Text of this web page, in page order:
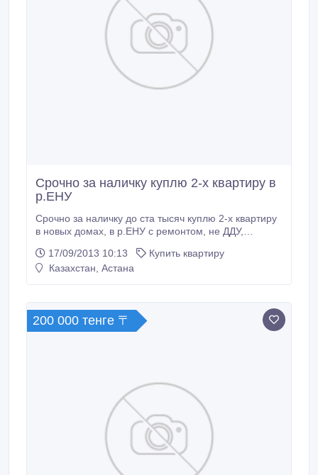
Срочно за наличку куплю 2-х квартиру в
р.ЕНУ
Срочно за наличку до ста тысяч куплю 2-х квартиру
в новых домах, в р.ЕНУ с ремонтом, не ДДУ,
17/09/2013 10:13
Купить квартиру
Казахстан, Астана
200 000 тенге 〒